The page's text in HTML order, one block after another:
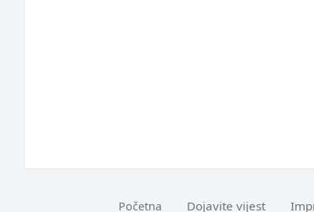
Početna Dojavite vijest